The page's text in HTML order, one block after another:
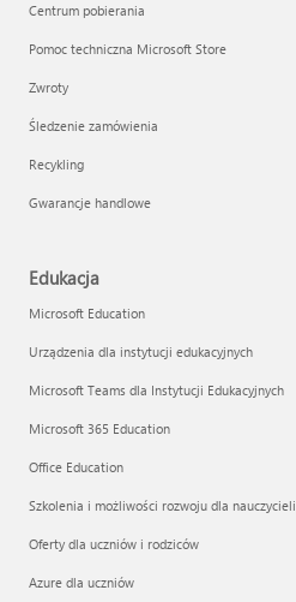
Centrum pobierania
Pomoc techniczna Microsoft Store
Zwroty
Śledzenie zamówienia
Recykling
Gwarancje handlowe
Edukacja
Microsoft Education
Urządzenia dla instytucji edukacyjnych
Microsoft Teams dla Instytucji Edukacyjnych
Microsoft 365 Education
Office Education
Szkolenia i możliwości rozwoju dla nauczycieli
Oferty dla uczniów i rodziców
Azure dla uczniów